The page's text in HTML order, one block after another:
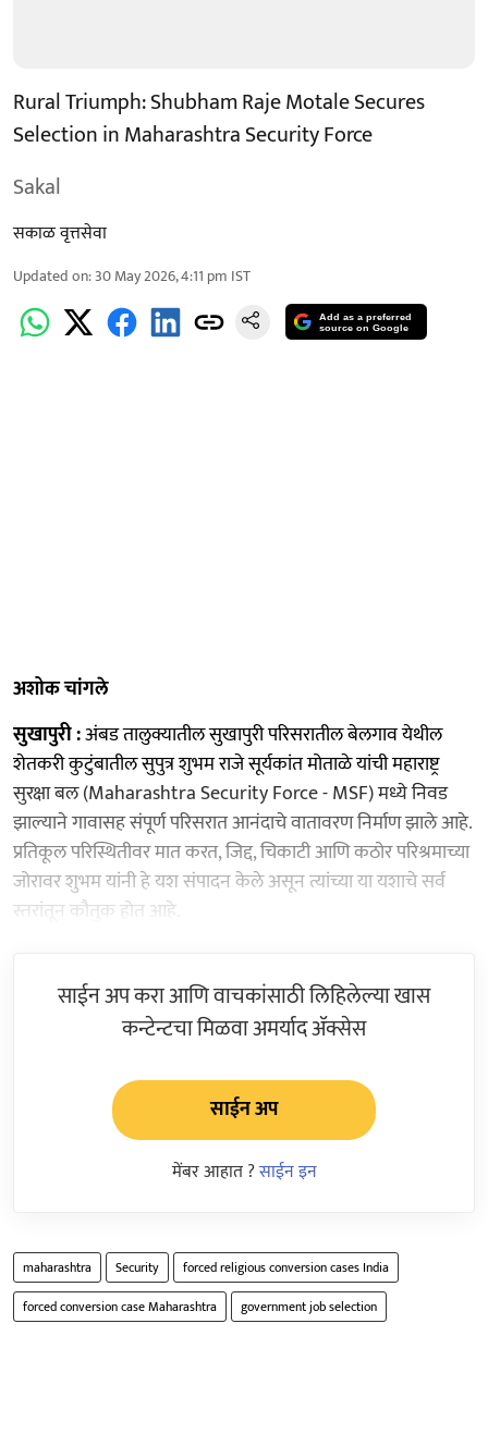
Rural Triumph: Shubham Raje Motale Secures
Selection in Maharashtra Security Force
Sakal
सकाळ वृत्तसेवा
Updated on:30 May 2026, 4:11 pm IST
Add as a preferred
source on Google
अशोक चांगले
सुखापुरी :अंबड तालुक्यातील सुखापुरी परिसरातील बेलगाव येथील
शेतकरी कुटुंबातील सुपुत्र शुभम राजे सूर्यकांत मोताळे यांची महाराष्ट्र
सुरक्षा बल (Maharashtra Security Force - MSF) मध्ये निवड
झाल्याने गावासह संपूर्ण परिसरात आनंदाचे वातावरण निर्माण झाले आहे.
प्रतिकूल परिस्थितीवर मात करत, जिद्द, चिकाटी आणि कठोर परिश्रमाच्या
जोरावर शुभम यांनी हे यश संपादन केले असून त्यांच्या या यशाचे सर्व
स्तरांतून कौतुक होत आहे.
साईन अप करा आणि वाचकांसाठी लिहिलेल्या खास
कन्टेन्टचा मिळवा अमर्याद ॲक्सेस
साईन अप
मेंबर आहात ?साईन इन
maharashtra Security
forced religious conversion cases India
forced conversion case Maharashtra
government job selection